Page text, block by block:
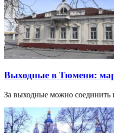
Выходные в Тюмени:
За выходные можно